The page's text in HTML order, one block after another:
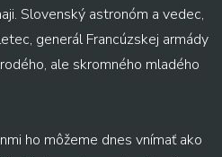
Slovenský astronóm a vedec,
generál Francúzskej armády
ale skromného mladého
ho môžeme dnes vnímať ako